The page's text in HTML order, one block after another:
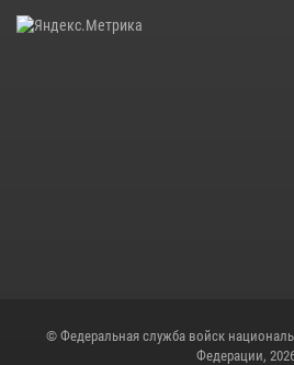
© Федеральная служба войск
Федерации,